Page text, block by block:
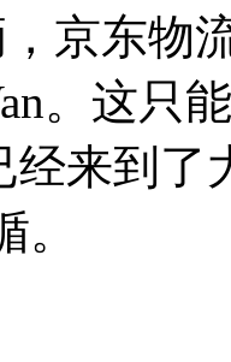
京东物
。这只
经来到